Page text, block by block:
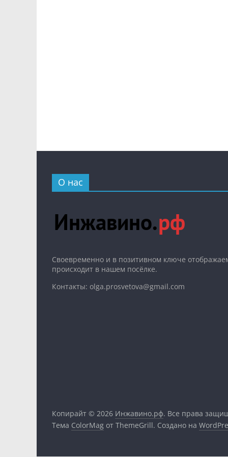
О нас
Cвоевременно и в позитивном ключе
происходит в нашем посёлке.
Контакты: olga.prosvetova@gmail.com
Копирайт © 2026 Инжавино.рф. Все права
Тема ColorMag от ThemeGrill. Создано на